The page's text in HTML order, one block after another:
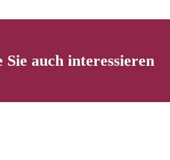
Sie auch interessieren